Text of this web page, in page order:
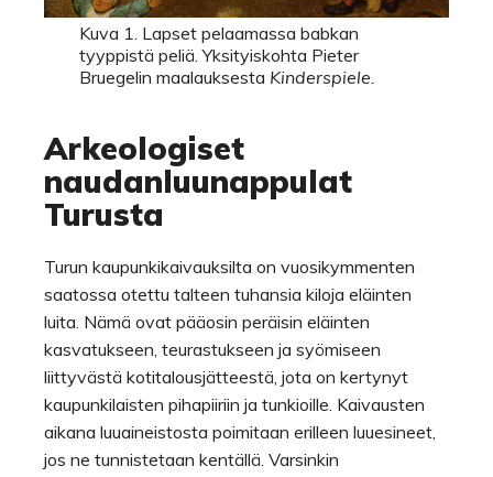
Kuva 1. Lapset pelaamassa babkan
tyyppistä peliä. Yksityiskohta Pieter
Bruegelin maalauksesta Kinderspiele.
Arkeologiset
naudanluunappulat
Turusta
Turun kaupunkikaivauksilta on vuosikymmenten
saatossa otettu talteen tuhansia kiloja eläinten
luita. Nämä ovat pääosin peräisin eläinten
kasvatukseen, teurastukseen ja syömiseen
liittyvästä kotitalousjätteestä, jota on kertynyt
kaupunkilaisten pihapiiriin ja tunkioille. Kaivausten
aikana luuaineistosta poimitaan erilleen luuesineet,
jos ne tunnistetaan kentällä. Varsinkin